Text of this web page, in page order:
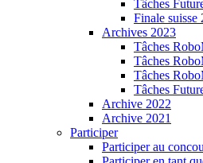
Tâches
Finale suisse
Archives 2023
Tâches
Tâches
Tâches
Tâches
Archive 2022
Archive 2021
Participer
Participer au